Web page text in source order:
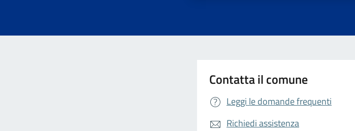
Contatta il comune
Leggi le domande frequenti
Richiedi assistenza